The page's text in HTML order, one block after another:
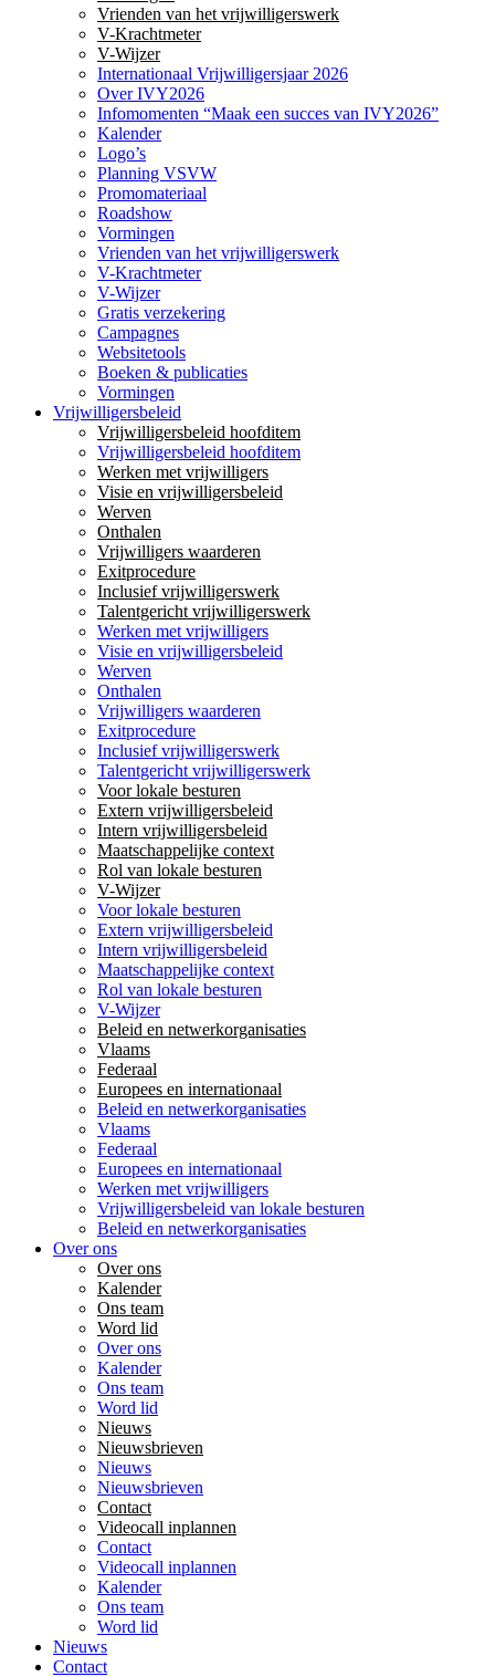
Vrienden van het vrijwilligerswerk
V-Krachtmeter
V-Wijzer
Internationaal Vrijwilligersjaar 2026
Over IVY2026
Infomomenten “Maak een succes van IVY2026”
Kalender
Logo’s
Planning VSVW
Promomateriaal
Roadshow
Vormingen
Vrienden van het vrijwilligerswerk
V-Krachtmeter
V-Wijzer
Gratis verzekering
Campagnes
Websitetools
Boeken & publicaties
Vormingen
Vrijwilligersbeleid
Vrijwilligersbeleid hoofditem
Vrijwilligersbeleid hoofditem
Werken met vrijwilligers
Visie en vrijwilligersbeleid
Werven
Onthalen
Vrijwilligers waarderen
Exitprocedure
Inclusief vrijwilligerswerk
Talentgericht vrijwilligerswerk
Werken met vrijwilligers
Visie en vrijwilligersbeleid
Werven
Onthalen
Vrijwilligers waarderen
Exitprocedure
Inclusief vrijwilligerswerk
Talentgericht vrijwilligerswerk
Voor lokale besturen
Extern vrijwilligersbeleid
Intern vrijwilligersbeleid
Maatschappelijke context
Rol van lokale besturen
V-Wijzer
Voor lokale besturen
Extern vrijwilligersbeleid
Intern vrijwilligersbeleid
Maatschappelijke context
Rol van lokale besturen
V-Wijzer
Beleid en netwerkorganisaties
Vlaams
Federaal
Europees en internationaal
Beleid en netwerkorganisaties
Vlaams
Federaal
Europees en internationaal
Werken met vrijwilligers
Vrijwilligersbeleid van lokale besturen
Beleid en netwerkorganisaties
Over ons
Over ons
Kalender
Ons team
Word lid
Over ons
Kalender
Ons team
Word lid
Nieuws
Nieuwsbrieven
Nieuws
Nieuwsbrieven
Contact
Videocall inplannen
Contact
Videocall inplannen
Kalender
Ons team
Word lid
Nieuws
Contact